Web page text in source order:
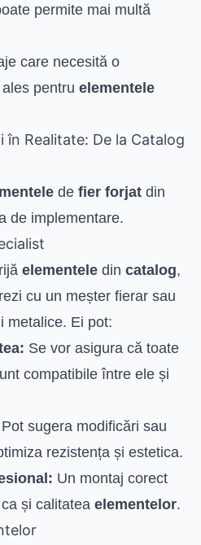
permite mai multă
care necesită o
pentru elementele
Realitate: De la Catalog
de fier forjat din
de implementare.
elementele din catalog,
cu un meșter fierar sau
metalice. Ei pot:
Se vor asigura că toate
compatibile între ele și
Pot sugera modificări sau
rezistența și estetica.
Un montaj corect
și calitatea elementelor.